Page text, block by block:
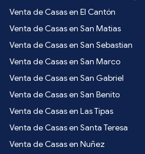
Venta de Casas en El Cantón
Venta de Casas en San Matias
Venta de Casas en San Sebastian
Venta de Casas en San Marco
Venta de Casas en San Gabriel
Venta de Casas en San Benito
Venta de Casas en Las Tipas
Venta de Casas en Santa Teresa
Venta de Casas en Nuñez